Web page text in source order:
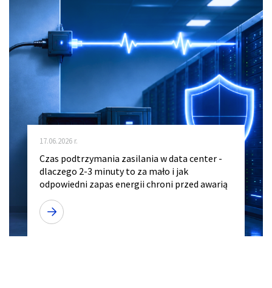
17.06.2026 r.
Czas podtrzymania zasilania w data center -
dlaczego 2-3 minuty to za mało i jak
odpowiedni zapas energii chroni przed awarią